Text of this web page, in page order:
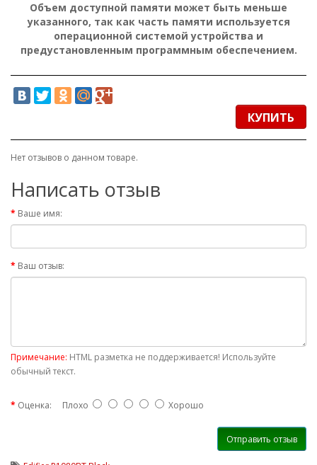
Объем доступной памяти может быть меньше
указанного, так как часть памяти используется
операционной системой устройства и
предустановленным программным обеспечением.
КУПИТЬ
Нет отзывов о данном товаре.
Написать отзыв
Ваше имя:
Ваш отзыв:
Примечание: HTML разметка не поддерживается! Используйте
обычный текст.
Оценка: Плохо Хорошо
Отправить отзыв